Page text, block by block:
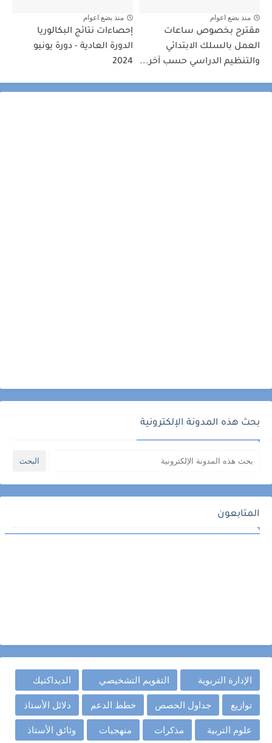
منذ بضع اعوام
مقترح بخصوص ساعات
العمل بالسلك الابتدائي
والتنظيم الدراسي حسب آخر...
منذ بضع اعوام
إحصاءات نتائج البكالوريا
الدورة العادية - دورة يونيو
2024
بحث هذه المدونة الإلكترونية
المتابعون
الإدارة التربوية التقويم التشخيصي الديداكتيك
توازيع جداول الحصص خطط الدعم دلائل الأستاذ
علوم التربية مذكرات منهجيات وثائق الأستاذ